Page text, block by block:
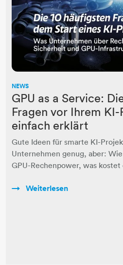
NEWS
GPU as a Service:
Fragen vor Ihrem
einfach erklärt
Gute Ideen für smarte KI-
Unternehmen genug, aber:
GPU-Rechenpower, was
Weiterlesen